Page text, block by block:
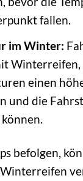
fallen.
im Winter:
Winterreifen,
einen
und die
befolgen,